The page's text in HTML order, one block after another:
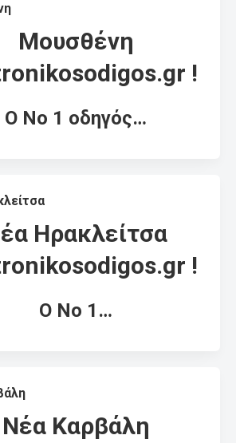
Μουσθένη
!
Ο Νο 1 οδηγός…
Ηρακλείτσα
!
Ο Νο 1…
Νέα Καρβάλη